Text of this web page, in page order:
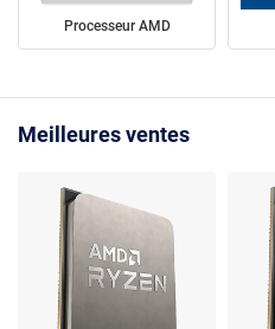
Processeur AMD
Meilleures ventes